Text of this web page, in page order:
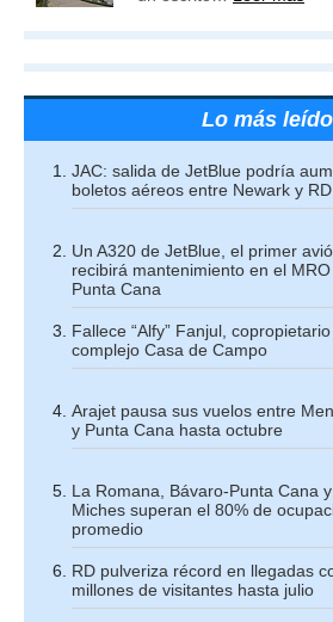
Lo más leído
JAC: salida de JetBlue podría
boletos aéreos entre Newark y RD
Un A320 de JetBlue, el primer
recibirá mantenimiento en el
Punta Cana
Fallece “Alfy” Fanjul,
complejo Casa de Campo
Arajet pausa sus vuelos entre
y Punta Cana hasta octubre
La Romana, Bávaro-Punta Cana y
Miches superan el 80% de
promedio
RD pulveriza récord en llegadas
millones de visitantes hasta julio